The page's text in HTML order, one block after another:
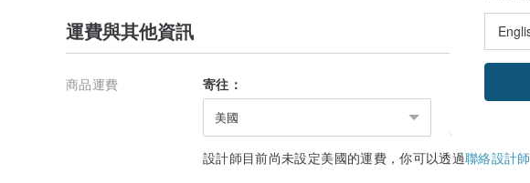
運費與其他資訊
商品運費 寄往：
美國
設計師目前尚未設定美國的運費，你可以透過聯絡設計師